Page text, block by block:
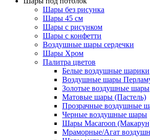
Шары без рисунка
Шары 45 см
Шары с рисунком
Шары с конфетти
Воздушные шары сердечки
Шары Хром
Палитра цветов
Белые воздушные шарики
Воздушные шары
Золотые воздушные шары
Матовые шары (Пастель)
Прозрачные воздушные
Черные воздушные шары
Шары Macaroon
Мраморные/Агат